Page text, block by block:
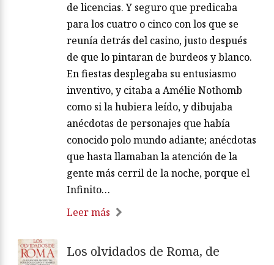
de licencias. Y seguro que predicaba
para los cuatro o cinco con los que se
reunía detrás del casino, justo después
de que lo pintaran de burdeos y blanco.
En fiestas desplegaba su entusiasmo
inventivo, y citaba a Amélie Nothomb
como si la hubiera leído, y dibujaba
anécdotas de personajes que había
conocido polo mundo adiante; anécdotas
que hasta llamaban la atención de la
gente más cerril de la noche, porque el
Infinito…
Leer más
Los olvidados de Roma, de